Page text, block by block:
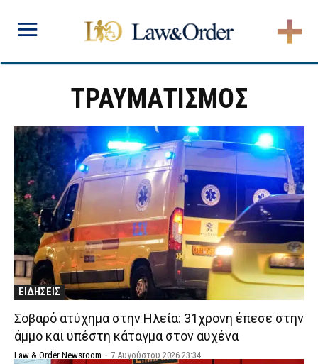
ΤΡΑΥΜΑΤΙΣΜΟΣ
ΕΙΔΗΣΕΙΣ
Σοβαρό ατύχημα στην Ηλεία: 31χρονη έπεσε στην
άμμο και υπέστη κάταγμα στον αυχένα
Law & Order Newsroom - 7 Αυγούστου 2026 23:34